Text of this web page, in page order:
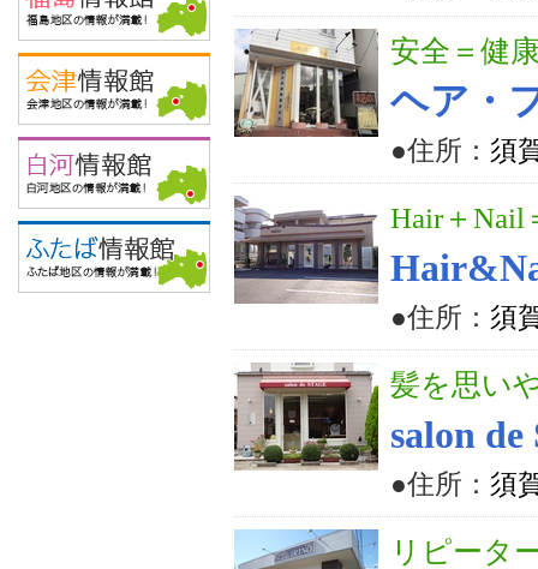
安全＝健
ヘア・
●住所： 須
Hair＋Nail
●住所： 須
髪を思い
salon
●住所： 須
リピータ